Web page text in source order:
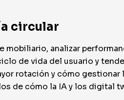
circular
mobiliario, analizar
de vida del usuario y
rotación y cómo gestionar
de cómo la IA y los digital